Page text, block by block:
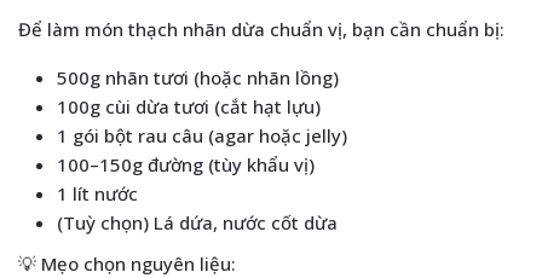
Để làm món thạch nhãn dừa chuẩn vị, bạn cần chuẩn bị:
500g nhãn tươi (hoặc nhãn lồng)
100g cùi dừa tươi (cắt hạt lựu)
1 gói bột rau câu (agar hoặc jelly)
100–150g đường (tùy khẩu vị)
1 lít nước
(Tuỳ chọn) Lá dứa, nước cốt dừa
💡 Mẹo chọn nguyên liệu: